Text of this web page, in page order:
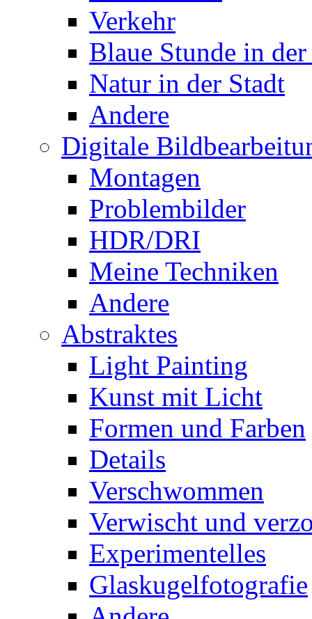
Verkehr
Blaue Stunde in
Natur in der Stadt
Andere
Digitale
Montagen
Problembilder
HDR/DRI
Meine Techniken
Andere
Abstraktes
Light Painting
Kunst mit Licht
Formen und Farben
Details
Verschwommen
Verwischt und
Experimentelles
Glaskugelfotografie